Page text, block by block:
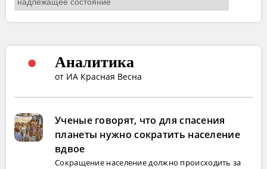
Аналитика
от ИА Красная Весна
Ученые говорят, что для спасения
планеты нужно сократить население
вдвое
Сокращение население должно происходить за